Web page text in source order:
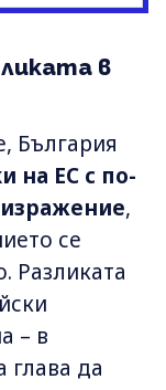
в
България
на ЕС с по-
,
се
Разликата
– в
глава да